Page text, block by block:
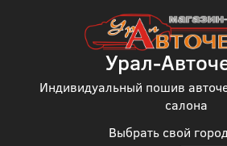
Выбрать свой
Урал-
Индивидуальный пошив
салона